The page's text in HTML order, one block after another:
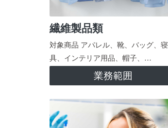
繊維製品類
対象商品 アパレル、靴、バッグ、寝
具、インテリア用品、帽子、…
業務範囲